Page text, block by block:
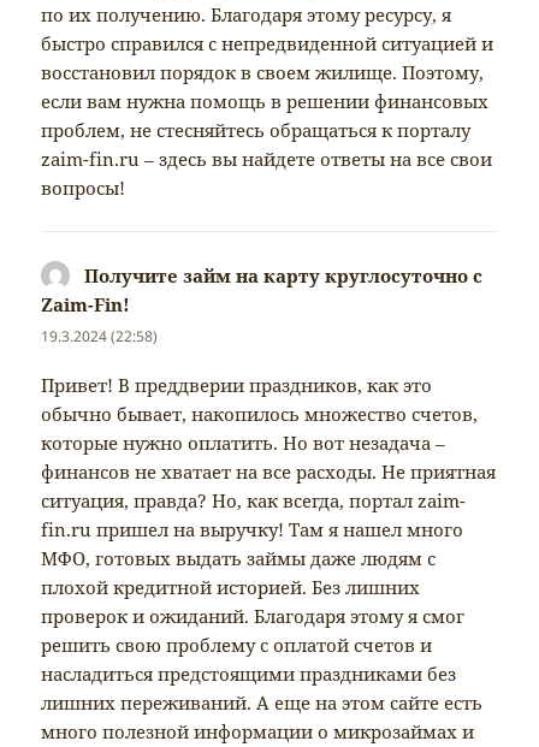
по их получению. Благодаря этому ресурсу, я
быстро справился с непредвиденной ситуацией и
восстановил порядок в своем жилище. Поэтому,
если вам нужна помощь в решении финансовых
проблем, не стесняйтесь обращаться к порталу
zaim-fin.ru – здесь вы найдете ответы на все свои
вопросы!
Получите займ на карту круглосуточно с
Zaim-Fin!
19.3.2024 (22:58)
Привет! В преддверии праздников, как это
обычно бывает, накопилось множество счетов,
которые нужно оплатить. Но вот незадача –
финансов не хватает на все расходы. Не приятная
ситуация, правда? Но, как всегда, портал zaim-
fin.ru пришел на выручку! Там я нашел много
МФО, готовых выдать займы даже людям с
плохой кредитной историей. Без лишних
проверок и ожиданий. Благодаря этому я смог
решить свою проблему с оплатой счетов и
насладиться предстоящими праздниками без
лишних переживаний. А еще на этом сайте есть
много полезной информации о микрозаймах и